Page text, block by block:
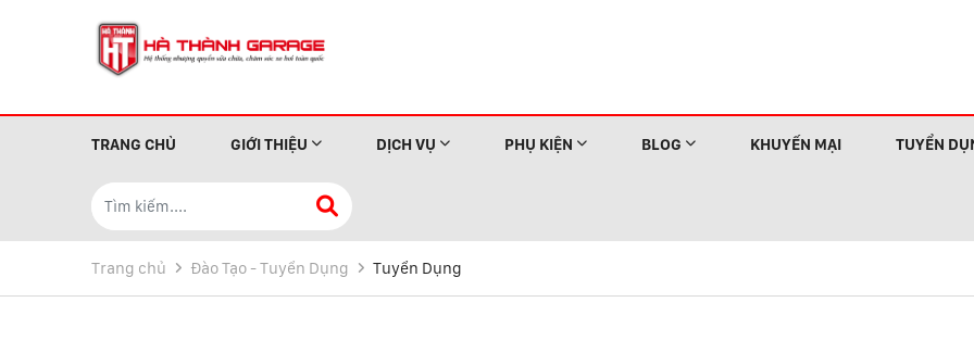
TRANG CHỦ GIỚI THIỆU DỊCH VỤ PHỤ KIỆN BLOG KHUYẾN MẠI TUYỂN
Trang chủ Đào Tạo - Tuyển Dụng Tuyển Dụng